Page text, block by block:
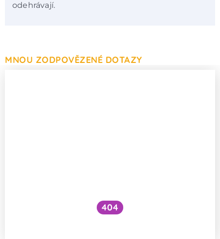
odehrávají.
MNOU ZODPOVĚZENÉ DOTAZY
404